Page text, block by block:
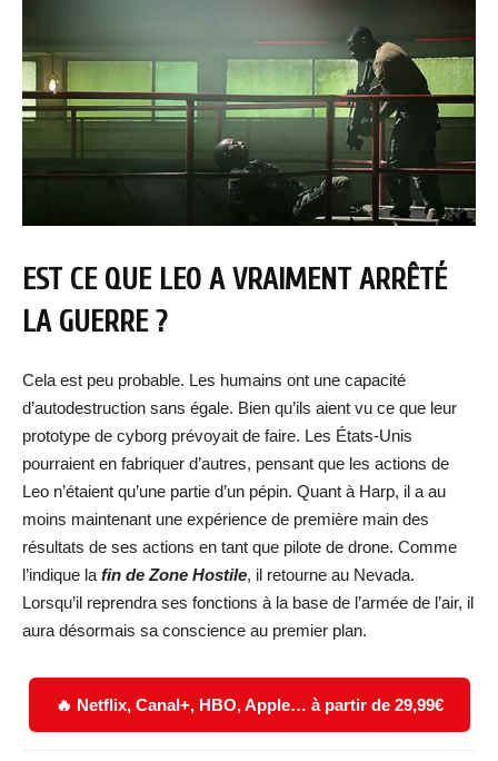
EST CE QUE LEO A VRAIMENT ARRÊTÉ
LA GUERRE ?
Cela est peu probable. Les humains ont une capacité
d’autodestruction sans égale. Bien qu’ils aient vu ce que leur
prototype de cyborg prévoyait de faire. Les États-Unis
pourraient en fabriquer d’autres, pensant que les actions de
Leo n’étaient qu’une partie d’un pépin. Quant à Harp, il a au
moins maintenant une expérience de première main des
résultats de ses actions en tant que pilote de drone. Comme
l’indique la fin de Zone Hostile, il retourne au Nevada.
Lorsqu’il reprendra ses fonctions à la base de l’armée de l’air, il
aura désormais sa conscience au premier plan.
🔥 Netflix, Canal+, HBO, Apple… à partir de 29,99€